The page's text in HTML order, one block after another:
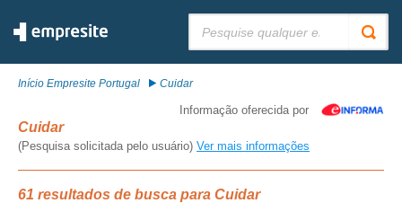
Início Empresite Portugal Cuidar
Informação oferecida por
Cuidar
(Pesquisa solicitada pelo usuário) Ver mais informações
61 resultados de busca para Cuidar